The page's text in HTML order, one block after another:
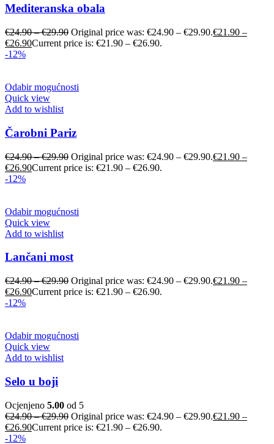
Mediteranska obala
€24.90–€29.90 Original price was: €24.90 – €29.90.€21.90 –
€26.90Current price is: €21.90 – €26.90.
-12%
Odabir mogućnosti
Quick view
Add to wishlist
Čarobni Pariz
€24.90–€29.90 Original price was: €24.90 – €29.90.€21.90 –
€26.90Current price is: €21.90 – €26.90.
-12%
Odabir mogućnosti
Quick view
Add to wishlist
Lančani most
€24.90–€29.90 Original price was: €24.90 – €29.90.€21.90 –
€26.90Current price is: €21.90 – €26.90.
-12%
Odabir mogućnosti
Quick view
Add to wishlist
Selo u boji
Ocjenjeno 5.00 od 5
€24.90–€29.90 Original price was: €24.90 – €29.90.€21.90 –
€26.90Current price is: €21.90 – €26.90.
-12%